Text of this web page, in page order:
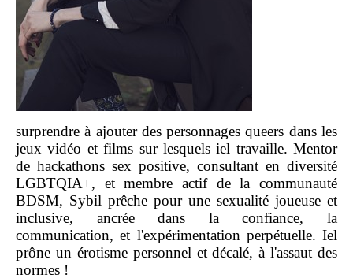
surprendre à ajouter des personnages queers dans les
jeux vidéo et films sur lesquels iel travaille. Mentor
de hackathons sex positive, consultant en diversité
LGBTQIA+, et membre actif de la communauté
BDSM, Sybil prêche pour une sexualité joueuse et
inclusive, ancrée dans la confiance, la
communication, et l'expérimentation perpétuelle. Iel
prône un érotisme personnel et décalé, à l'assaut des
normes !